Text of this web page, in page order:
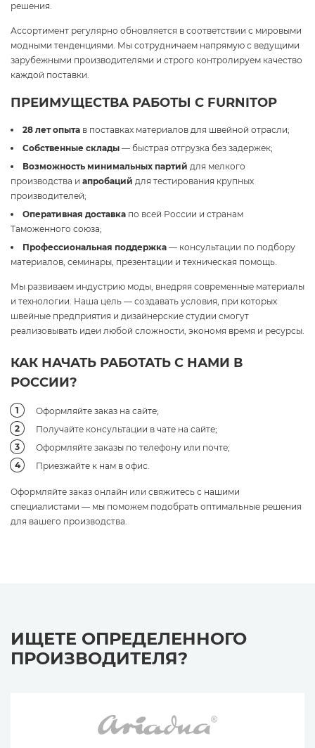
решения.
Ассортимент регулярно обновляется в соответствии с мировыми
модными тенденциями. Мы сотрудничаем напрямую с ведущими
зарубежными производителями и строго контролируем качество
каждой поставки.
ПРЕИМУЩЕСТВА РАБОТЫ С FURNITOP
28 лет опыта в поставках материалов для швейной отрасли;
Собственные склады — быстрая отгрузка без задержек;
Возможность минимальных партий для мелкого
производства и апробаций для тестирования крупных
производителей;
Оперативная доставка по всей России и странам
Таможенного союза;
Профессиональная поддержка — консультации по подбору
материалов, семинары, презентации и техническая помощь.
Мы развиваем индустрию моды, внедряя современные материалы
и технологии. Наша цель — создавать условия, при которых
швейные предприятия и дизайнерские студии смогут
реализовывать идеи любой сложности, экономя время и ресурсы.
КАК НАЧАТЬ РАБОТАТЬ С НАМИ В
РОССИИ?
Оформляйте заказ на сайте;
Получайте консультации в чате на сайте;
Оформляйте заказы по телефону или почте;
Приезжайте к нам в офис.
Оформляйте заказ онлайн или свяжитесь с нашими
специалистами — мы поможем подобрать оптимальные решения
для вашего производства.
ИЩЕТЕ ОПРЕДЕЛЕННОГО
ПРОИЗВОДИТЕЛЯ?